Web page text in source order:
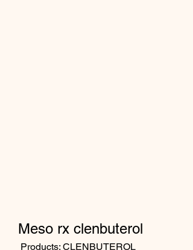
Meso rx clenbuterol